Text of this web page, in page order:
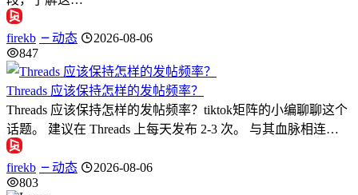
firekb 动态
2026-08-06
847
Threads 应该保持怎样的发帖频率？
Threads 应该保持怎样的发帖频率？tiktok矩阵的小编聊聊这个
话题。 建议在 Threads 上每天发布 2-3 次。 与其血脉相连…
firekb 动态
2026-08-06
803